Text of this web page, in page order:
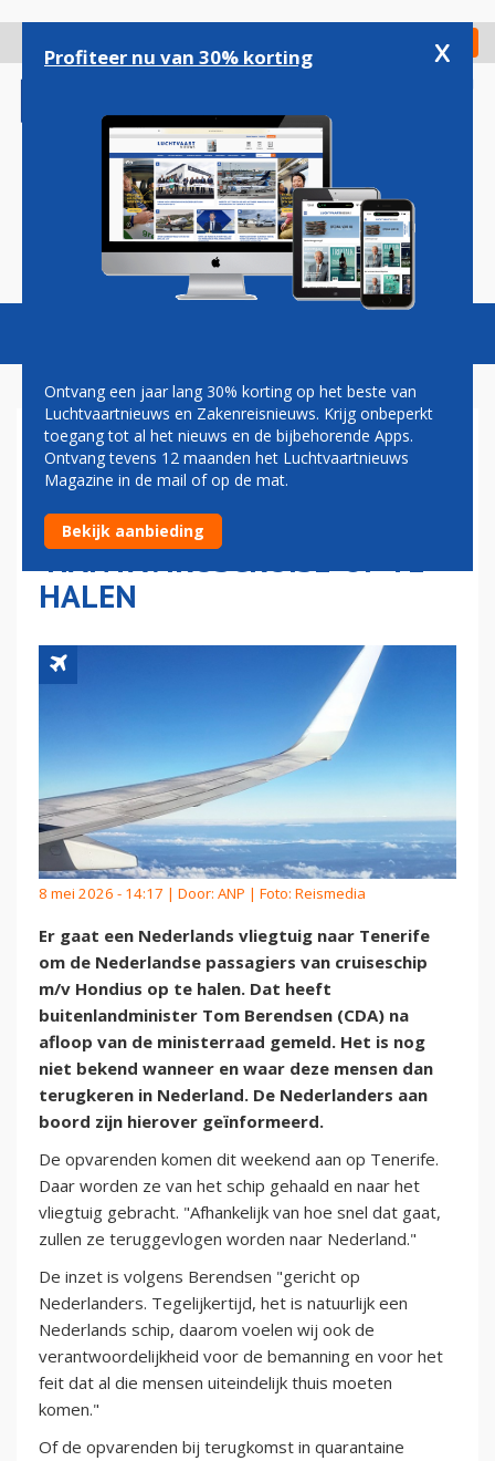
gaan
Check in
Magazine Podcasts Vacatures
NEDERLANDS VLIEGTUIG
NAAR TENERIFE OM
PASSAGIERS
'HANTAVIRUSCRUISE' OP TE
HALEN
8 mei 2026 - 14:17 | Door: ANP | Foto: Reismedia
Er gaat een Nederlands vliegtuig naar Tenerife
om de Nederlandse passagiers van cruiseschip
m/v Hondius op te halen. Dat heeft
buitenlandminister Tom Berendsen (CDA) na
afloop van de ministerraad gemeld. Het is nog
niet bekend wanneer en waar deze mensen dan
terugkeren in Nederland. De Nederlanders aan
boord zijn hierover geïnformeerd.
De opvarenden komen dit weekend aan op Tenerife.
Daar worden ze van het schip gehaald en naar het
vliegtuig gebracht. "Afhankelijk van hoe snel dat gaat,
zullen ze teruggevlogen worden naar Nederland."
De inzet is volgens Berendsen "gericht op
Nederlanders. Tegelijkertijd, het is natuurlijk een
Nederlands schip, daarom voelen wij ook de
verantwoordelijkheid voor de bemanning en voor het
feit dat al die mensen uiteindelijk thuis moeten
komen."
Of de opvarenden bij terugkomst in quarantaine
Profiteer nu van 30% korting x
Ontvang een jaar lang 30% korting op het beste van
Luchtvaartnieuws en Zakenreisnieuws. Krijg onbeperkt
toegang tot al het nieuws en de bijbehorende Apps.
Ontvang tevens 12 maanden het Luchtvaartnieuws
Magazine in de mail of op de mat.
Bekijk aanbieding